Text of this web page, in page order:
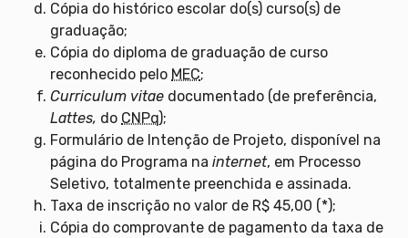
Cópia do histórico escolar do(s) curso(s) de
graduação;
Cópia do diploma de graduação de curso
reconhecido pelo MEC;
Curriculum vitae documentado (de preferência,
Lattes, do CNPq);
Formulário de Intenção de Projeto, disponível na
página do Programa na internet, em Processo
Seletivo, totalmente preenchida e assinada.
Taxa de inscrição no valor de R$ 45,00 (*);
Cópia do comprovante de pagamento da taxa de